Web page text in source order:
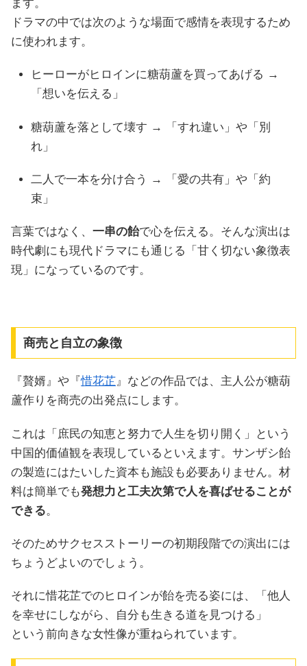
ます。
ドラマの中では次のような場面で感情を表現するため
に使われます。
ヒーローがヒロインに糖葫蘆を買ってあげる →
「想いを伝える」
糖葫蘆を落として壊す → 「すれ違い」や「別
れ」
二人で一本を分け合う → 「愛の共有」や「約
束」
言葉ではなく、 一串の飴で心を伝える。そんな演出は
時代劇にも現代ドラマにも通じる「甘く切ない象徴表
現」になっているのです。
商売と自立の象徴
『贅婿』や『惜花芷』などの作品では、主人公が糖葫
蘆作りを商売の出発点にします。
これは「庶民の知恵と努力で人生を切り開く」という
中国的価値観を表現しているといえます。サンザシ飴
の製造にはたいした資本も施設も必要ありません。材
料は簡単でも発想力と工夫次第で人を喜ばせることが
できる。
そのためサクセスストーリーの初期段階での演出には
ちょうどよいのでしょう。
それに惜花芷でのヒロインが飴を売る姿には、「他人
を幸せにしながら、自分も生きる道を見つける」
という前向きな女性像が重ねられています。